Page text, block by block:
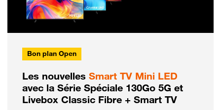
Bon plan Open
Les nouvelles Smart TV Mini LED
avec la Série Spéciale 130Go 5G et
Livebox Classic Fibre + Smart TV